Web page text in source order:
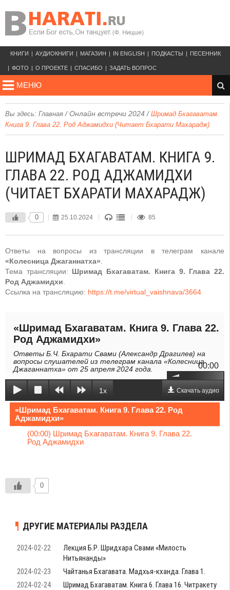
КНИГИ АУДИОКНИГИ МАГАЗИН IN ENGLISH ПОДКАСТЫ ПЕСЕННИК
ФОТО О ПРОЕКТЕ СПАСИБО ЗАДАТЬ ВОПРОС
МЕНЮ
Вы здесь: Главная /Онлайн встречи 2024 / Шримад Бхагаватам.
Книга 9. Глава 22. Род Аджамидхи (Читает Бхарати Махарадж)
ШРИМАД БХАГАВАТАМ. КНИГА 9.
ГЛАВА 22. РОД АДЖАМИДХИ
(ЧИТАЕТ БХАРАТИ МАХАРАДЖ)
0 25.10.2024 85
Ответы на вопросы из трансляции в телеграм канале
«Колесница Джаганнатха»
Тема трансляции: Шримад Бхагаватам. Книга 9. Глава 22.
Род Аджамидхи
Ссылка на трансляцию: https://t.me/virtual_vaishnava/3664
«Шримад Бхагаватам. Книга 9. Глава 22.
Род Аджамидхи»
Ответы Б.Ч. Бхарати Свами (Александр Драгилев) на
вопросы слушателей из телеграм канала «Колесница
Джаганнатха» от 25 апреля 2024 года.
00:00
1x Скачать аудио
«Шримад Бхагаватам. Книга 9. Глава 22. Род
Аджамидхи»
(00:00) Шримад Бхагаватам. Книга 9. Глава 22.
Род Аджамидхи
0
ДРУГИЕ МАТЕРИАЛЫ РАЗДЕЛА
2024-02-22
Лекция Б.Р. Шридхара Свами «Милость
Нитьянанды»
2024-02-23
Чайтанья Бхагавата. Мадхья-кханда. Глава 1.
2024-02-24
Шримад Бхагаватам. Книга 6. Глава 16. Читракету